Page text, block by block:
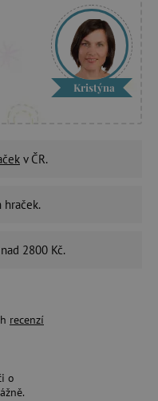
Kristýna
v ČR.
hraček.
2800 Kč.
recenzí
o